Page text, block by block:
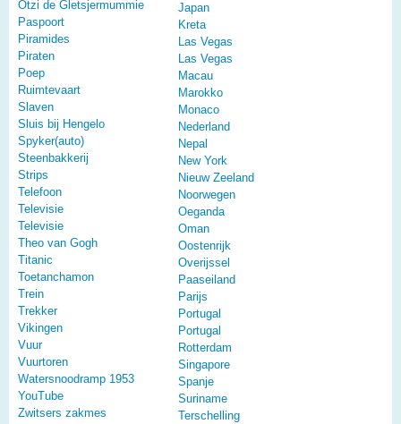
Otzi de Gletsjermummie
Paspoort
Piramides
Piraten
Poep
Ruimtevaart
Slaven
Sluis bij Hengelo
Spyker(auto)
Steenbakkerij
Strips
Telefoon
Televisie
Televisie
Theo van Gogh
Titanic
Toetanchamon
Trein
Trekker
Vikingen
Vuur
Vuurtoren
Watersnoodramp 1953
YouTube
Zwitsers zakmes
Japan
Kreta
Las Vegas
Las Vegas
Macau
Marokko
Monaco
Nederland
Nepal
New York
Nieuw Zeeland
Noorwegen
Oeganda
Oman
Oostenrijk
Overijssel
Paaseiland
Parijs
Portugal
Portugal
Rotterdam
Singapore
Spanje
Suriname
Terschelling